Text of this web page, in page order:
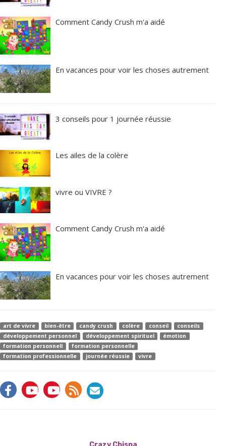
Comment Candy Crush m'a aidé
En vacances pour voir les choses autrement
3 conseils pour 1 journée réussie
Les ailes de la colère
vivre ou VIVRE ?
Comment Candy Crush m'a aidé
En vacances pour voir les choses autrement
art de vivre bien-être candy crush colère conseil
conseils
développement personnel
développement spirituel
émotion
formation personnell
formation personnelle
formation professionnelle
journée réussie vivre